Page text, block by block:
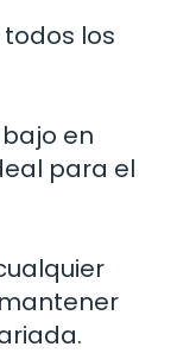
los
en
para el